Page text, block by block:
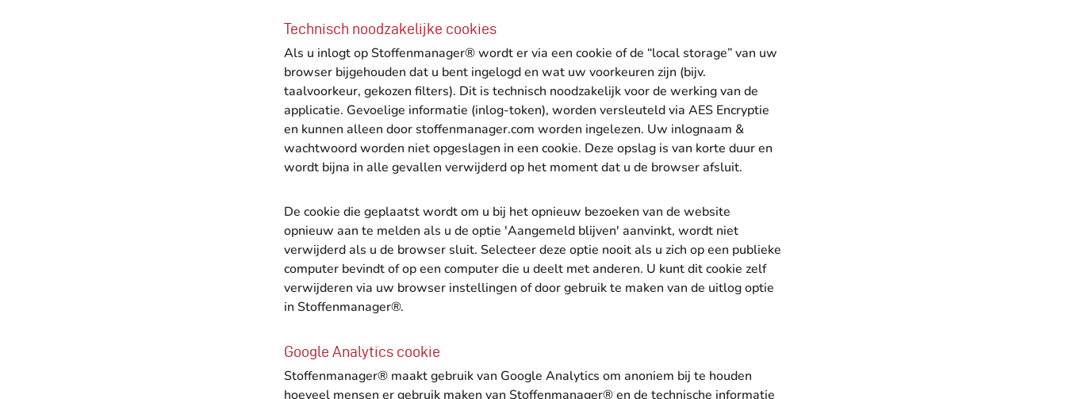
Technisch noodzakelijke cookies
Als u inlogt op Stoffenmanager® wordt er via een cookie of de “local storage” van uw
browser bijgehouden dat u bent ingelogd en wat uw voorkeuren zijn (bijv.
taalvoorkeur, gekozen filters). Dit is technisch noodzakelijk voor de werking van de
applicatie. Gevoelige informatie (inlog-token), worden versleuteld via AES Encryptie
en kunnen alleen door stoffenmanager.com worden ingelezen. Uw inlognaam &
wachtwoord worden niet opgeslagen in een cookie. Deze opslag is van korte duur en
wordt bijna in alle gevallen verwijderd op het moment dat u de browser afsluit.
De cookie die geplaatst wordt om u bij het opnieuw bezoeken van de website
opnieuw aan te melden als u de optie 'Aangemeld blijven' aanvinkt, wordt niet
verwijderd als u de browser sluit. Selecteer deze optie nooit als u zich op een publieke
computer bevindt of op een computer die u deelt met anderen. U kunt dit cookie zelf
verwijderen via uw browser instellingen of door gebruik te maken van de uitlog optie
in Stoffenmanager®.
Google Analytics cookie
Stoffenmanager® maakt gebruik van Google Analytics om anoniem bij te houden
hoeveel mensen er gebruik maken van Stoffenmanager® en de technische informatie